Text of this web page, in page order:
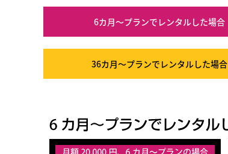
6カ月～プランでレンタルした場合
36カ月～プランでレンタルした場合